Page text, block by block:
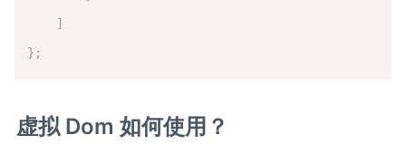
]
} ;
虚拟 Dom 如何使用？